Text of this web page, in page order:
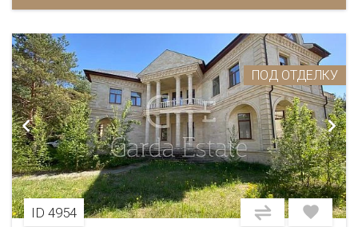
ПОД ОТДЕЛКУ
ID 4954